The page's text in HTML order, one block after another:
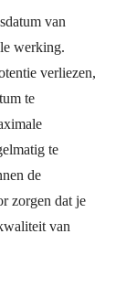
van
werking.
verliezen,
te
te
de
zorgen dat je
van